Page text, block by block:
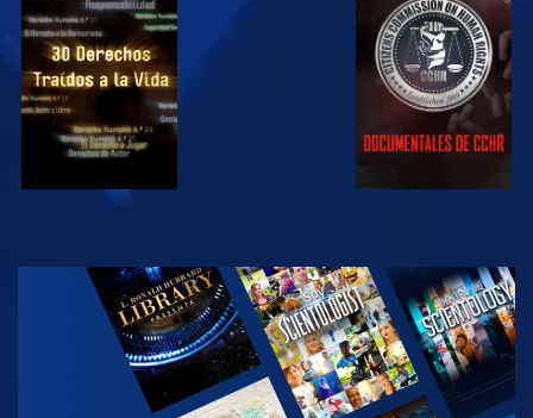
VE VE
VE
EXPLORA LAS
SERIES